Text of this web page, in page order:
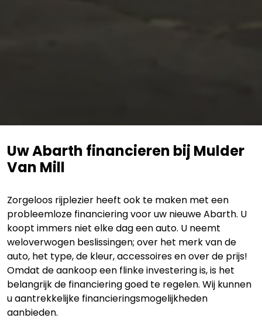
Uw Abarth financieren bij Mulder
Van Mill
Zorgeloos rijplezier heeft ook te maken met een
probleemloze financiering voor uw nieuwe Abarth. U
koopt immers niet elke dag een auto. U neemt
weloverwogen beslissingen; over het merk van de
auto, het type, de kleur, accessoires en over de prijs!
Omdat de aankoop een flinke investering is, is het
belangrijk de financiering goed te regelen. Wij kunnen
u aantrekkelijke financieringsmogelijkheden
aanbieden.